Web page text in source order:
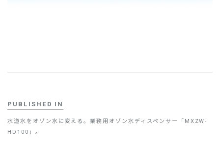
PUBLISHED IN
水道水をオゾン水に変える。業務用オゾン水ディスペンサー「MXZW-
HD100」。